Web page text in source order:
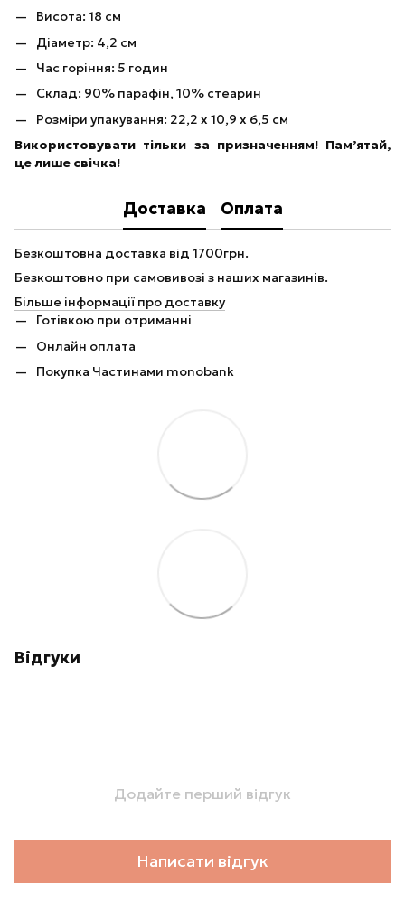
Висота: 18 см
Діаметр: 4,2 см
Час горіння: 5 годин
Склад: 90% парафін, 10% стеарин
Розміри упакування: 22,2 x 10,9 x 6,5 см
Використовувати тільки за призначенням! Пам’ятай,
це лише свічка!
Доставка Оплата
Безкоштовна доставка від 1700грн.
Безкоштовно при самовивозі з наших магазинів.
Більше інформації про доставку
Готівкою при отриманні
Онлайн оплата
Покупка Частинами monobank
Відгуки
Додайте перший відгук
Написати відгук